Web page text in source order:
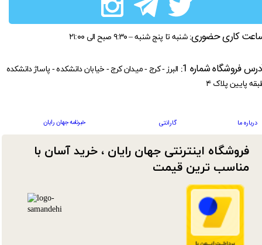
فروشگاه اینترنتی جهان رایان ، خرید آسان با
مناسب ترین قیمت​​​​​​​
کاری حضوری: شنبه تا پنج شنبه – ۹:۳۰ صبح الی ۲۱:۰۰
درباره ما گارانتی خبرنامه جهان رایان
فروشگاه شماره 1:
البرز - کرج - میدان کرج - خیابان دانشکده - پاساژ دانشکده
پایین پلاک ۴